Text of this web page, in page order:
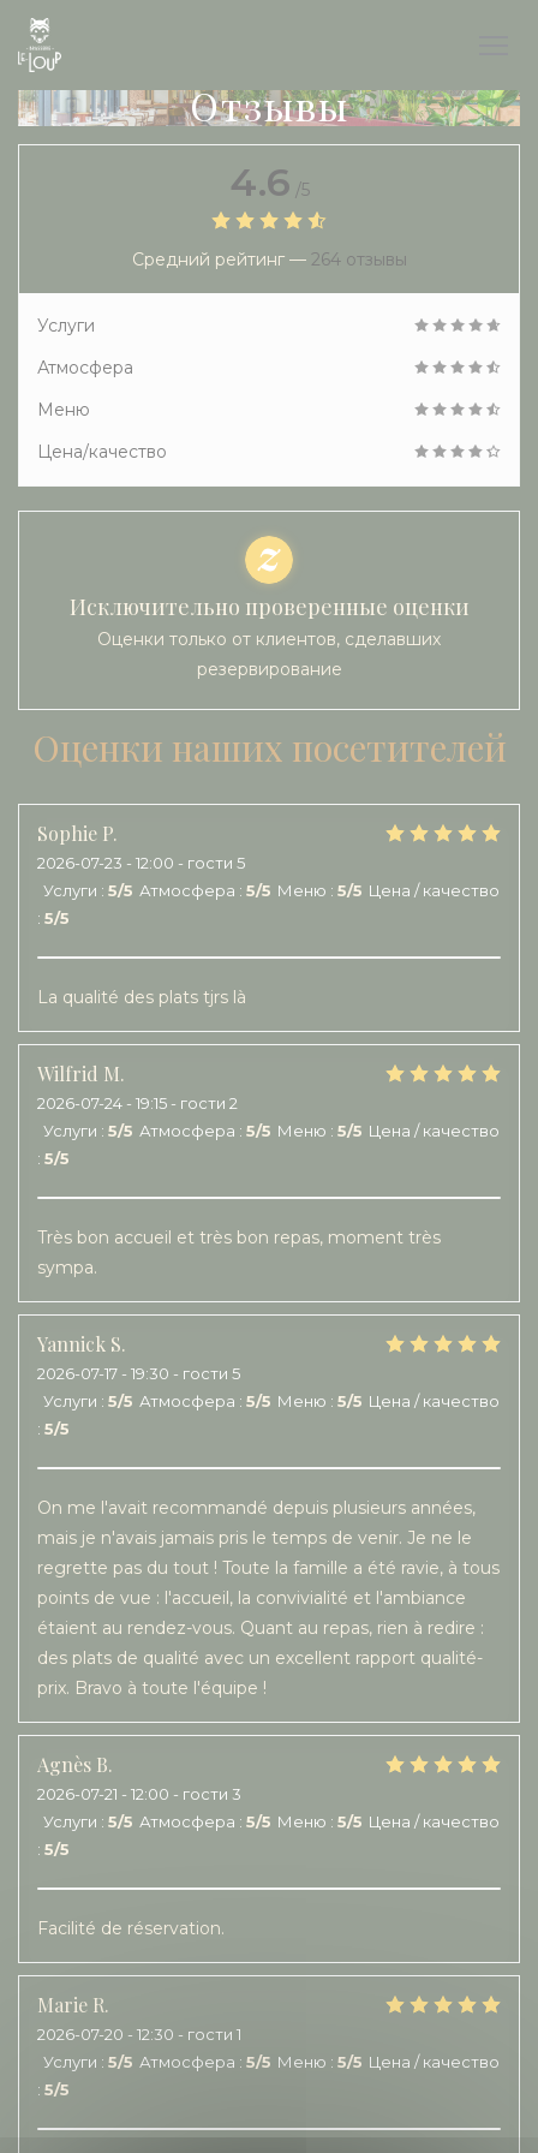
Панель управления cookies
Отзывы
Оценки наших посетителей
Sophie P
2026-07-23 - 12:00 - гости 5
Услуги : 5/5 Атмосфера : 5/5 Меню : 5/5 Цена / качество
: 5/5
La qualité des plats tjrs là
Wilfrid M
2026-07-24 - 19:15 - гости 2
Услуги : 5/5 Атмосфера : 5/5 Меню : 5/5 Цена / качество
: 5/5
Très bon accueil et très bon repas, moment très
sympa.
Yannick S
2026-07-17 - 19:30 - гости 5
Услуги : 5/5 Атмосфера : 5/5 Меню : 5/5 Цена / качество
: 5/5
On me l'avait recommandé depuis plusieurs années,
mais je n'avais jamais pris le temps de venir. Je ne le
regrette pas du tout ! Toute la famille a été ravie, à tous
points de vue : l'accueil, la convivialité et l'ambiance
étaient au rendez-vous. Quant au repas, rien à redire :
des plats de qualité avec un excellent rapport qualité-
prix. Bravo à toute l'équipe !
Agnès B
2026-07-21 - 12:00 - гости 3
Услуги : 5/5 Атмосфера : 5/5 Меню : 5/5 Цена / качество
: 5/5
Facilité de réservation.
Marie R
2026-07-20 - 12:30 - гости 1
Услуги : 5/5 Атмосфера : 5/5 Меню : 5/5 Цена / качество
: 5/5
4.6 /5
Средний рейтинг — 264 отзывы
Услуги
Атмосфера
Меню
Цена/качество
Исключительно проверенные оценки
Оценки только от клиентов, сделавших
резервирование